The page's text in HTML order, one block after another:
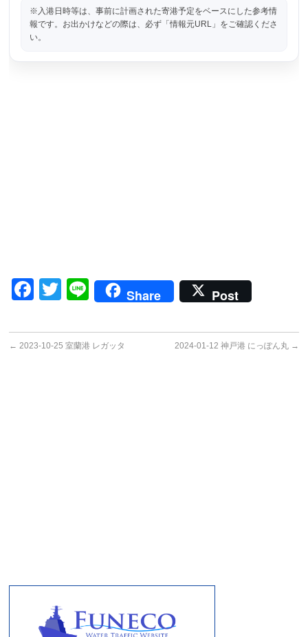
※入港日時等は、事前に計画された寄港予定をベースにした参考情
報です。お出かけなどの際は、必ず「情報元URL」をご確認くださ
い。
Facebook
Twitter
LineShare Post
← 2023-10-25 室蘭港 レガッタ 2024-01-12 神戸港 にっぽん丸 →